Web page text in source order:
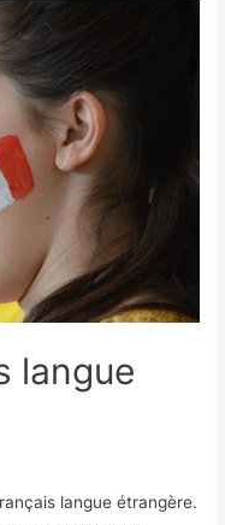
langue
langue étrangère.